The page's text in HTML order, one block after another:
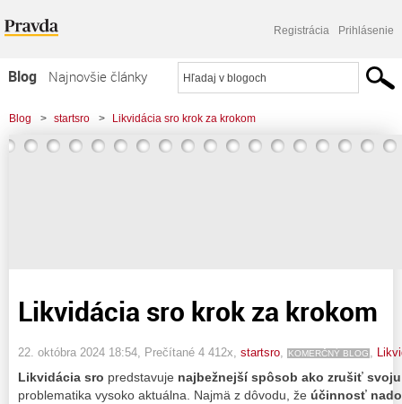
Registrácia Prihlásenie
Blog
Najnovšie články
Najčítanejšie články
Najkomentovanejšie články
Blog > startsro > Likvidácia sro krok za krokom
Likvidácia sro krok za krokom
22. októbra 2024 18:54 , Prečítané 4 412x, startsro KOMERČNÝ BLOG
Likvidácia sro predstavuje najbežnejší spôsob ako zrušiť
problematika vysoko aktuálna. Najmä z dôvodu, že účinnosť